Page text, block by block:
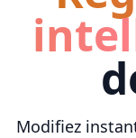
Modifiez